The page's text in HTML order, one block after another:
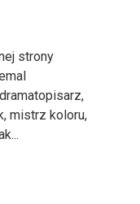
strony
mistrz koloru,